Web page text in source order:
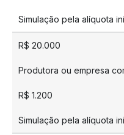
Simulação pela alíquota
R$ 20.000
Produtora ou empresa
R$ 1.200
Simulação pela alíquota